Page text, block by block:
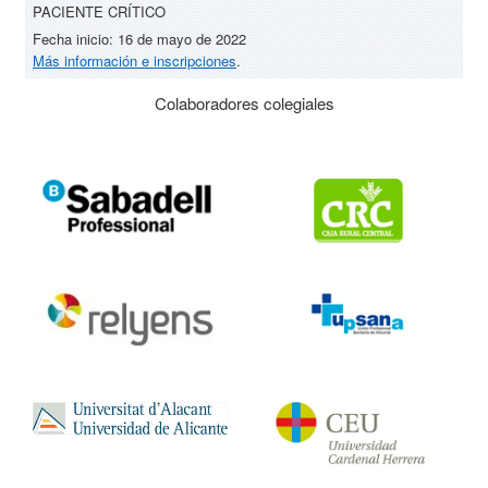
PACIENTE CRÍTICO
Fecha inicio: 16 de mayo de 2022
Más información e inscripciones.
Colaboradores colegiales